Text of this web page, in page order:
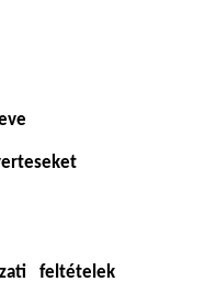
feltételek